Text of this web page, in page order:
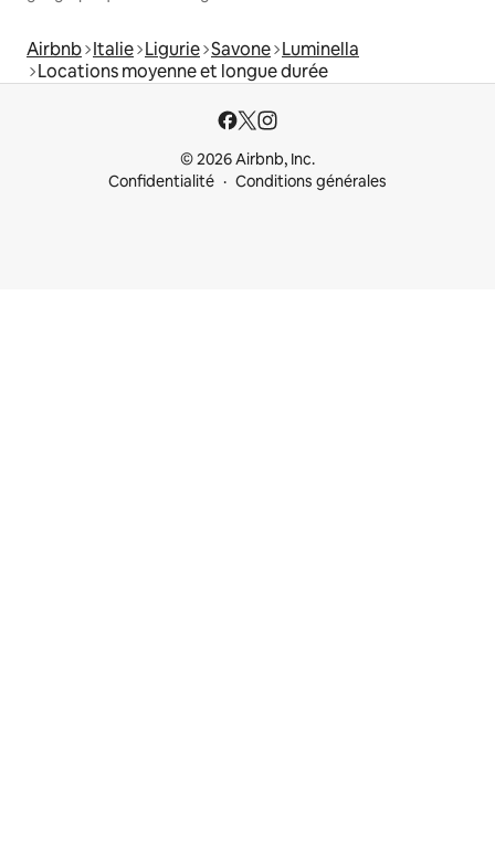
Airbnb Italie Ligurie Savone Luminella
Locations moyenne et longue durée
© 2026 Airbnb, Inc.
Confidentialité
Conditions générales